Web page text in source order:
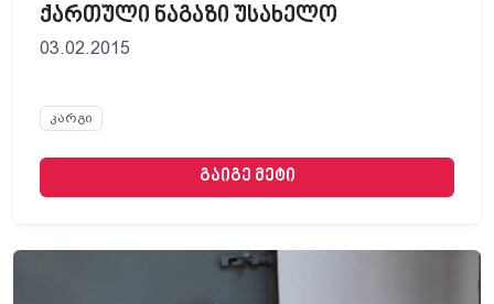
ქართული ნაგაზი უსახელო
03.02.2015
კარგი
გაიგე მეტი